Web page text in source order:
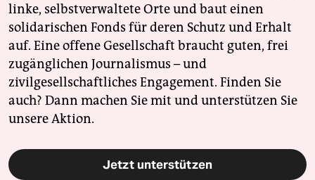
linke, selbstverwaltete Orte und baut einen
solidarischen Fonds für deren Schutz und Erhalt
auf. Eine offene Gesellschaft braucht guten, frei
zugänglichen Journalismus – und
zivilgesellschaftliches Engagement. Finden Sie
auch? Dann machen Sie mit und unterstützen Sie
unsere Aktion.
Jetzt unterstützen